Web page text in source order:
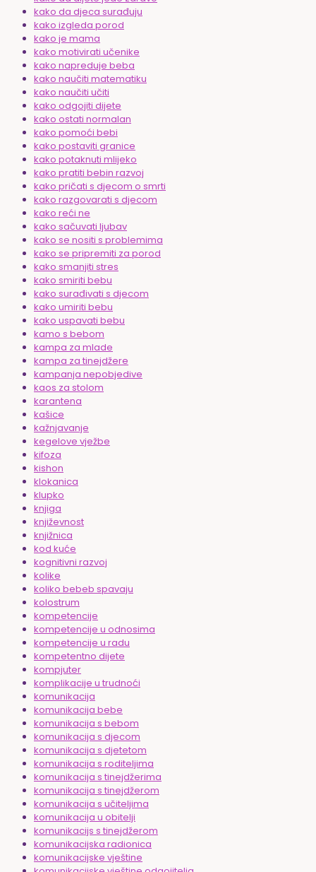
kako da djeca surađuju
kako izgleda porod
kako je mama
kako motivirati učenike
kako napreduje beba
kako naučiti matematiku
kako naučiti učiti
kako odgojiti dijete
kako ostati normalan
kako pomoći bebi
kako postaviti granice
kako potaknuti mlijeko
kako pratiti bebin razvoj
kako pričati s djecom o smrti
kako razgovarati s djecom
kako reći ne
kako sačuvati ljubav
kako se nositi s problemima
kako se pripremiti za porod
kako smanjiti stres
kako smiriti bebu
kako surađivati s djecom
kako umiriti bebu
kako uspavati bebu
kamo s bebom
kampa za mlade
kampa za tinejdžere
kampanja nepobjedive
kaos za stolom
karantena
kašice
kažnjavanje
kegelove vježbe
kifoza
kishon
klokanica
klupko
knjiga
književnost
knjižnica
kod kuće
kognitivni razvoj
kolike
koliko bebeb spavaju
kolostrum
kompetencije
kompetencije u odnosima
kompetencije u radu
kompetentno dijete
kompjuter
komplikacije u trudnoći
komunikacija
komunikacija bebe
komunikacija s bebom
komunikacija s djecom
komunikacija s djetetom
komunikacija s roditeljima
komunikacija s tinejdžerima
komunikacija s tinejdžerom
komunikacija s učiteljima
komunikacija u obitelji
komunikacijs s tinejdžerom
komunikacijska radionica
komunikacijske vještine